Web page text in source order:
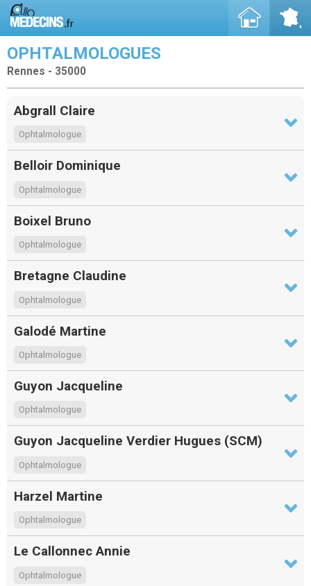
OPHTALMOLOGUES
Rennes - 35000
Abgrall Claire
Ophtalmologue
Belloir Dominique
Ophtalmologue
Boixel Bruno
Ophtalmologue
Bretagne Claudine
Ophtalmologue
Galodé Martine
Ophtalmologue
Guyon Jacqueline
Ophtalmologue
Guyon Jacqueline Verdier Hugues (SCM)
Ophtalmologue
Harzel Martine
Ophtalmologue
Le Callonnec Annie
Ophtalmologue